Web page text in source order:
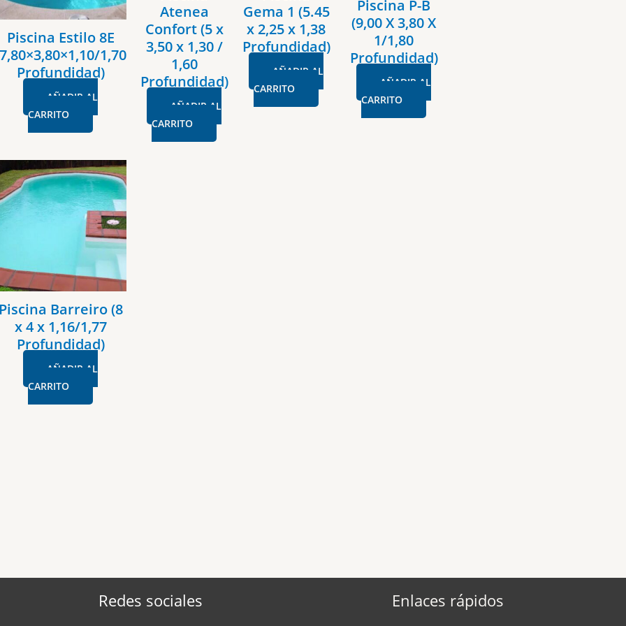
Piscina Estilo 8E
1,70
Profundidad)
AÑADIR AL
CARRITO
Atenea
Confort (5 x
3,50 x 1,30 /
1,60
Profundidad)
AÑADIR AL
CARRITO
Gema 1 (5.45
x 2,25 x 1,38
Profundidad)
AÑADIR AL
CARRITO
Piscina P-B
(9,00 X 3,80 X
1/1,80
Profundidad)
AÑADIR AL
CARRITO
Barreiro (8
x 4 x 1,16/1,77
Profundidad)
AÑADIR AL
CARRITO
Redes sociales Enlaces rápidos